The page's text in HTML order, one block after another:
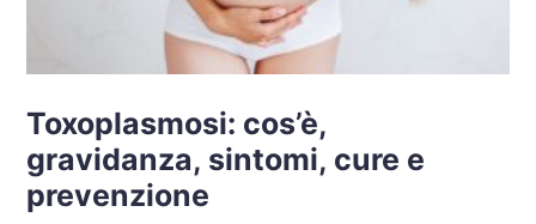
Toxoplasmosi: cos’è,
gravidanza, sintomi, cure e
prevenzione